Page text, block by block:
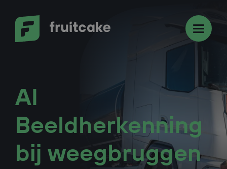
AI
Beeldherkenning
bij weegbruggen